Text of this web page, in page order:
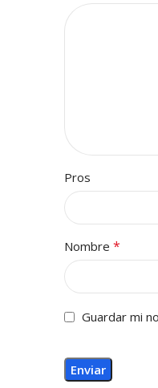
Pros
Nombre *
Guardar mi